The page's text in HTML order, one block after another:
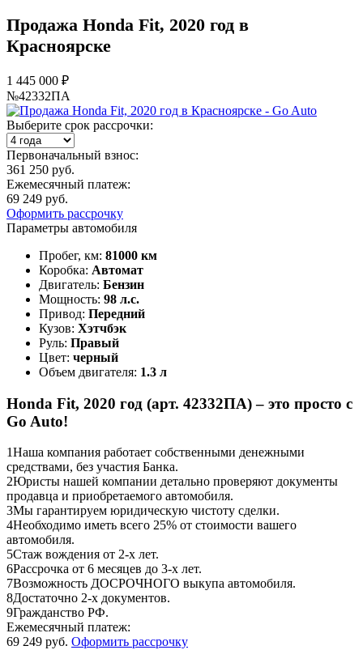
Продажа Honda Fit, 2020 год в
Красноярске
1 445 000 ₽
№42332ПА
Выберите срок рассрочки:
Первоначальный взнос:
361 250 руб.
Ежемесячный платеж:
69 249 руб.
Оформить рассрочку
Параметры автомобиля
Пробег, км: 81000 км
Коробка: Автомат
Двигатель: Бензин
Мощность: 98 л.с.
Привод: Передний
Кузов: Хэтчбэк
Руль: Правый
Цвет: черный
Объем двигателя: 1.3 л
Honda Fit, 2020 год (арт. 42332ПА) – это просто с
Go Auto!
1Наша компания работает собственными денежными
средствами, без участия Банка.
2Юристы нашей компании детально проверяют документы
продавца и приобретаемого автомобиля.
3Мы гарантируем юридическую чистоту сделки.
4Необходимо иметь всего 25% от стоимости вашего
автомобиля.
5Стаж вождения от 2-х лет.
6Рассрочка от 6 месяцев до 3-х лет.
7Возможность ДОСРОЧНОГО выкупа автомобиля.
8Достаточно 2-х документов.
9Гражданство РФ.
Ежемесячный платеж:
69 249 руб. Оформить рассрочку